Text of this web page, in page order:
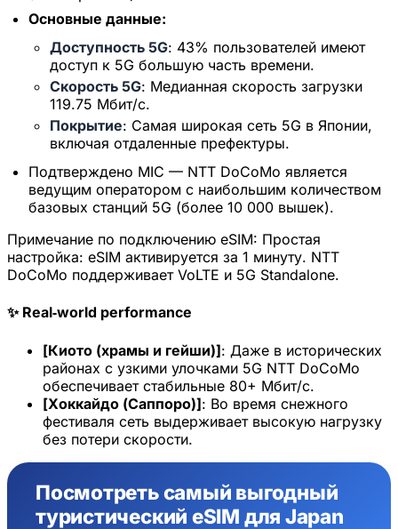
Основные данные:
Доступность 5G: 43% пользователей имеют
доступ к 5G большую часть времени.
Скорость 5G: Медианная скорость загрузки
119.75 Мбит/с.
Покрытие: Самая широкая сеть 5G в Японии,
включая отдаленные префектуры.
Подтверждено MIC — NTT DoCoMo является
ведущим оператором с наибольшим количеством
базовых станций 5G (более 10 000 вышек).
Примечание по подключению eSIM: Простая
настройка: eSIM активируется за 1 минуту. NTT
DoCoMo поддерживает VoLTE и 5G Standalone.
✨ Real‑world performance
[Киото (храмы и гейши)]: Даже в исторических
районах с узкими улочками 5G NTT DoCoMo
обеспечивает стабильные 80+ Мбит/с.
[Хоккайдо (Саппоро)]: Во время снежного
фестиваля сеть выдерживает высокую нагрузку
без потери скорости.
Посмотреть самый выгодный
туристический eSIM для Japan
20% скидка для новых пользователей
Получено сегодня
751
Осталось
5
Отмена Получить сейчас